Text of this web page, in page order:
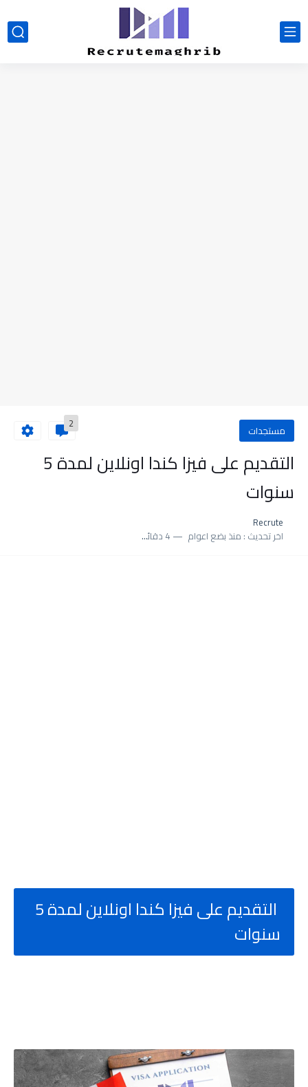
مستجدات 2
التقديم على فيزا كندا اونلاين لمدة 5
سنوات
Recrute
اخر تحديث : منذ بضع اعوام 4 دقائق للقراءة
التقديم على فيزا كندا اونلاين لمدة 5
سنوات